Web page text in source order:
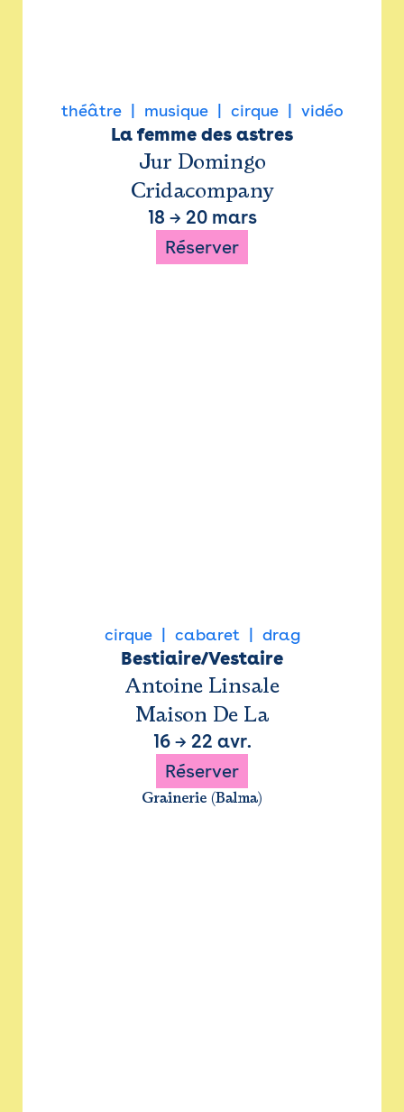
théâtre musique cirque vidéo
La femme des astres
Jur Domingo
Cridacompany
18 → 20 mars
Réserver
cirque cabaret drag
Bestiaire/Vestaire
Antoine Linsale
Maison De La
16→ 22 avr.
Réserver
Grainerie (Balma)